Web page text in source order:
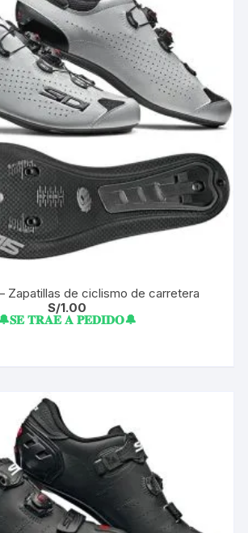
Zapatillas de ciclismo de carretera
S/1.00
𝐓𝐑𝐀𝐄 𝐀 𝐏𝐄𝐃𝐈𝐃𝐎🔔